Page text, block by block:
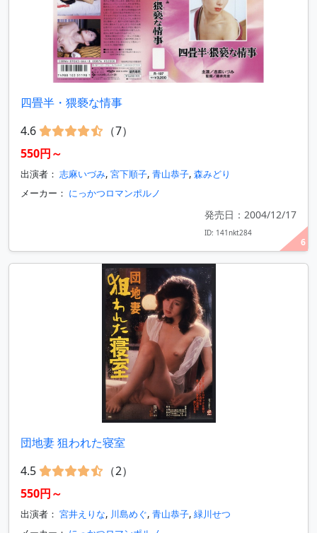
6
四畳半・猥褻な情事
4.6
（7）
550円～
出演者： 志麻いづみ, 宮下順子, 青山恭子, 森みどり
メーカー： にっかつロマンポルノ
発売日：2004/12/17
ID: 141nkt284
団地妻 狙われた寝室
4.5
（2）
550円～
出演者： 宮井えりな, 川島めぐ, 青山恭子, 緑川せつ